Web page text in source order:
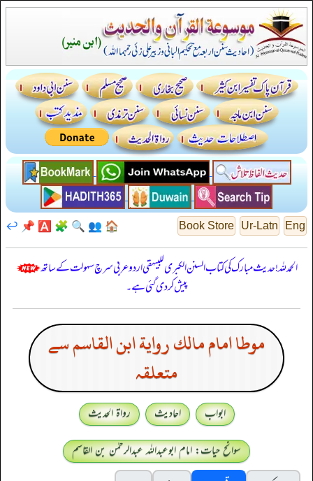
Eng
Ur-Latn
Book Store
🏠
👥
🔍
🧩
🅰️
📌
↩️
الحمدللہ! حدیث مبارک کی کتاب السنن الكبرى للبيهقي اردو عربی سرچ سہولت کے ساتھ
پیش کر دی گئی ہے۔
موطا امام مالك رواية ابن القاسم سے
متعلقہ
ابواب احادیث
رواۃ الحدیث
سوانح حیات: امام ابوعبداللہ عبدالرحمٰن بن القاسم